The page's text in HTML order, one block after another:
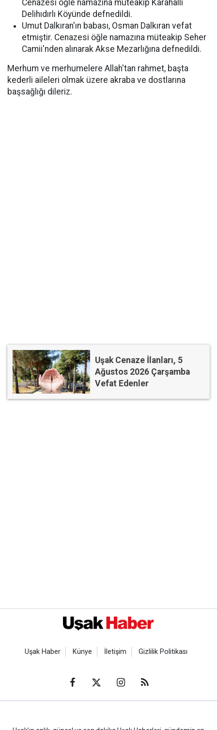
Cenazesi öğle namazına müteakip Karahallı
Delihıdırlı Köyünde defnedildi.
Umut Dalkıran'ın babası, Osman Dalkıran vefat
etmiştir. Cenazesi öğle namazına müteakip Seher
Camii'nden alınarak Akse Mezarlığına defnedildi.
Merhum ve merhumelere Allah'tan rahmet, başta
kederli aileleri olmak üzere akraba ve dostlarına
başsağlığı dileriz.
Uşak Cenaze İlanları, 5
Ağustos 2026 Çarşamba
Vefat Edenler
Uşak Haber Künye İletişim Gizlilik Politikası